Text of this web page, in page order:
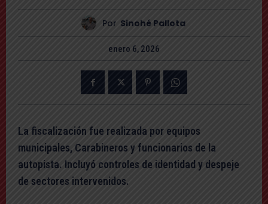
Por Sinohé Pallota
enero 6, 2026
La fiscalización fue realizada por equipos
municipales, Carabineros y funcionarios de la
autopista. Incluyó controles de identidad y despeje
de sectores intervenidos.